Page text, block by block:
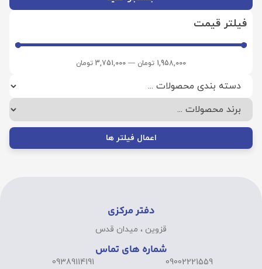
فیلتر قیمت
1,958,000 تومان —
3,751,000 تومان
اعمال فیلتر ها
دفتر مرکزی
قزوین ، میدان قدس
شماره های تماس
09002221559
09389114191